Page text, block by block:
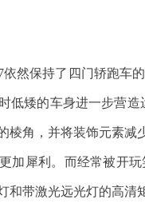
然保持了四门轿跑车
低矮的车身进一步营
棱角，并将装饰元素
加犀利。而经常被开
和带激光远光灯的高清